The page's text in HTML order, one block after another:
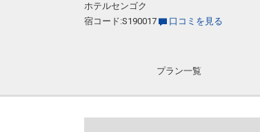
ホテルセンゴク
宿コード:S190017
口コミを見る
プラン一覧